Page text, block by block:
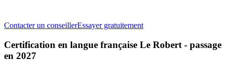
Contacter un conseillerEssayer gratuitement
Certification en langue française Le Robert - passage
en 2027